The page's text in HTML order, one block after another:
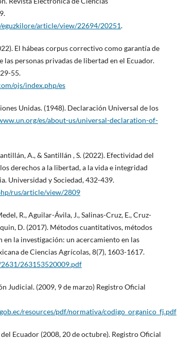
article/view/22694/20251.
El hábeas corpus correctivo como garantía de
las personas privadas de libertad en el Ecuador.
55.
ojs/index.php/es
Unidas. (1948). Declaración Universal de los
es/about-us/universal-declaration-of-
A., & Santillán , S. (2022). Efectividad del
derechos a la libertad, a la vida e integridad
Universidad y Sociedad, 432-439.
rus/article/view/2809
R., Aguilar-Ávila, J., Salinas-Cruz, E., Cruz-
D. (2017). Métodos cuantitativos, métodos
la investigación: un acercamiento en las
de Ciencias Agrícolas, 8(7), 1603-1617.
263153520009.pdf
Judicial. (2009, 9 de marzo) Registro Oficial
resources/pdf/normativa/codigo_organico_fj.pdf
Ecuador (2008, 20 de octubre). Registro Oficial